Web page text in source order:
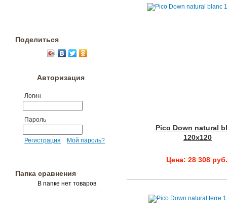
Поделиться
Авторизация
Логин
Пароль
Регистрация Мой пароль?
Папка сравнения
В папке нет товаров
Pico Down natural
120x120
Цена: 28 308 руб.